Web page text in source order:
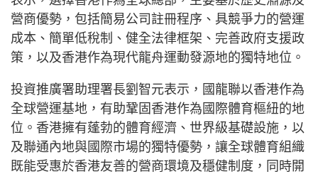
營商優勢，包括簡易公司註冊程序、具競爭力的營運
成本、簡單低稅制、健全法律框架、完善政府支援政
策，以及香港作為現代龍舟運動發源地的獨特地位。
投資推廣署助理署長劉智元表示，國龍聯以香港作為
全球營運基地，有助鞏固香港作為國際體育樞紐的地
位。香港擁有蓬勃的體育經濟、世界級基礎設施，以
及聯通內地與國際市場的獨特優勢，讓全球體育組織
既能受惠於香港友善的營商環境及穩健制度，同時開